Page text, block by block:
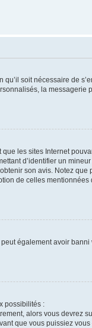
soit nécessaire de
la messagerie
les sites Internet
d’identifier un
son avis. Notez
de celles
également avoir
possibilités :
alors vous
que vous puissiez